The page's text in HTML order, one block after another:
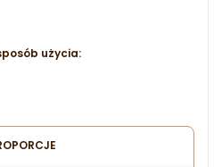
użycia: